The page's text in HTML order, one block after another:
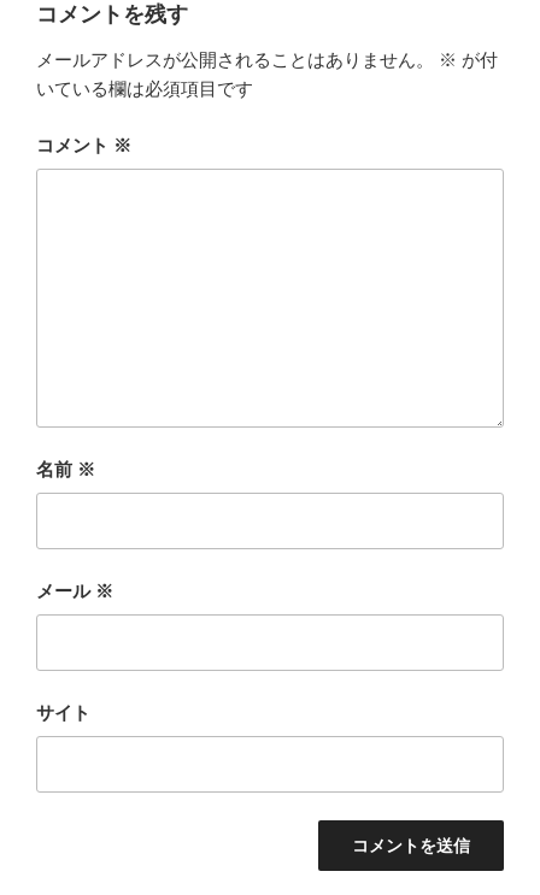
コメントを残す
メールアドレスが公開されることはありません。 ※ が付
いている欄は必須項目です
コメント ※
名前 ※
メール ※
サイト